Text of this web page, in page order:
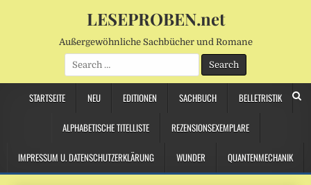
LESEPROBEN.net
Außergewöhnliche Sachbücher und Romane
Search
for:
STARTSEITE NEU EDITIONEN SACHBUCH BELLETRISTIK
ALPHABETISCHE TITELLISTE REZENSIONSEXEMPLARE
IMPRESSUM U. DATENSCHUTZERKLÄRUNG WUNDER QUANTENMECHANIK